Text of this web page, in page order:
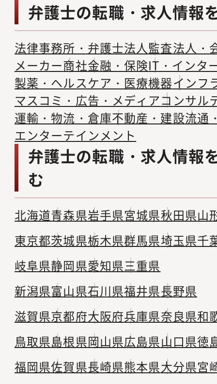
弁護士の転職・求人情報
法律事務所・弁護士法人監査法人・
メーカー商社金融・保険IT・インタ
製薬・ヘルスケア・医療機器インフ
マスコミ・広告・メディアコンサル
運輸・物流・倉庫不動産・建設流通
エンターテインメント
弁護士の転職・求人情報
む
北海道青森県岩手県宮城県秋田県山
東京都茨城県栃木県群馬県埼玉県千
岐阜県静岡県愛知県三重県
新潟県富山県石川県福井県長野県
滋賀県京都府大阪府兵庫県奈良県和
鳥取県島根県岡山県広島県山口県徳
福岡県佐賀県長崎県熊本県大分県宮